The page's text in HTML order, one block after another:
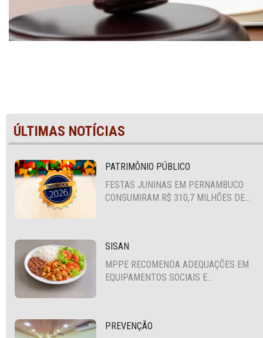
ÚLTIMAS NOTÍCIAS
PATRIMÔNIO PÚBLICO
FESTAS JUNINAS EM PERNAMBUCO
CONSUMIRAM R$ 310,7 MILHÕES DE
SISAN
MPPE RECOMENDA ADEQUAÇÕES EM
EQUIPAMENTOS SOCIAIS E
PREVENÇÃO